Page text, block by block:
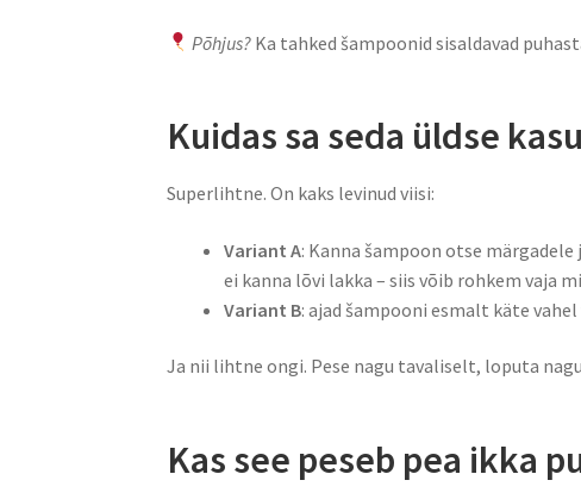
Põhjus? Ka tahked šampoonid sisaldavad
Kuidas sa seda üldse
Superlihtne. On kaks levinud viisi:
Variant A: Kanna šampoon otse
ei kanna lõvi lakka – siis võib rohkem vaja
Variant B: ajad šampooni esmalt käte
Ja nii lihtne ongi. Pese nagu tavaliselt, loputa
Kas see peseb pea ikka